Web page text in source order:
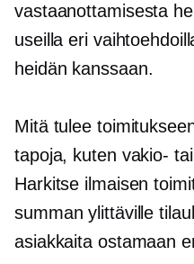
vastaanottamisesta
useilla eri
heidän kanssaan.
Mitä tulee
​​tapoja, kuten vakio-
Harkitse ilmaisen
summan ylittäville
asiakkaita ostamaan